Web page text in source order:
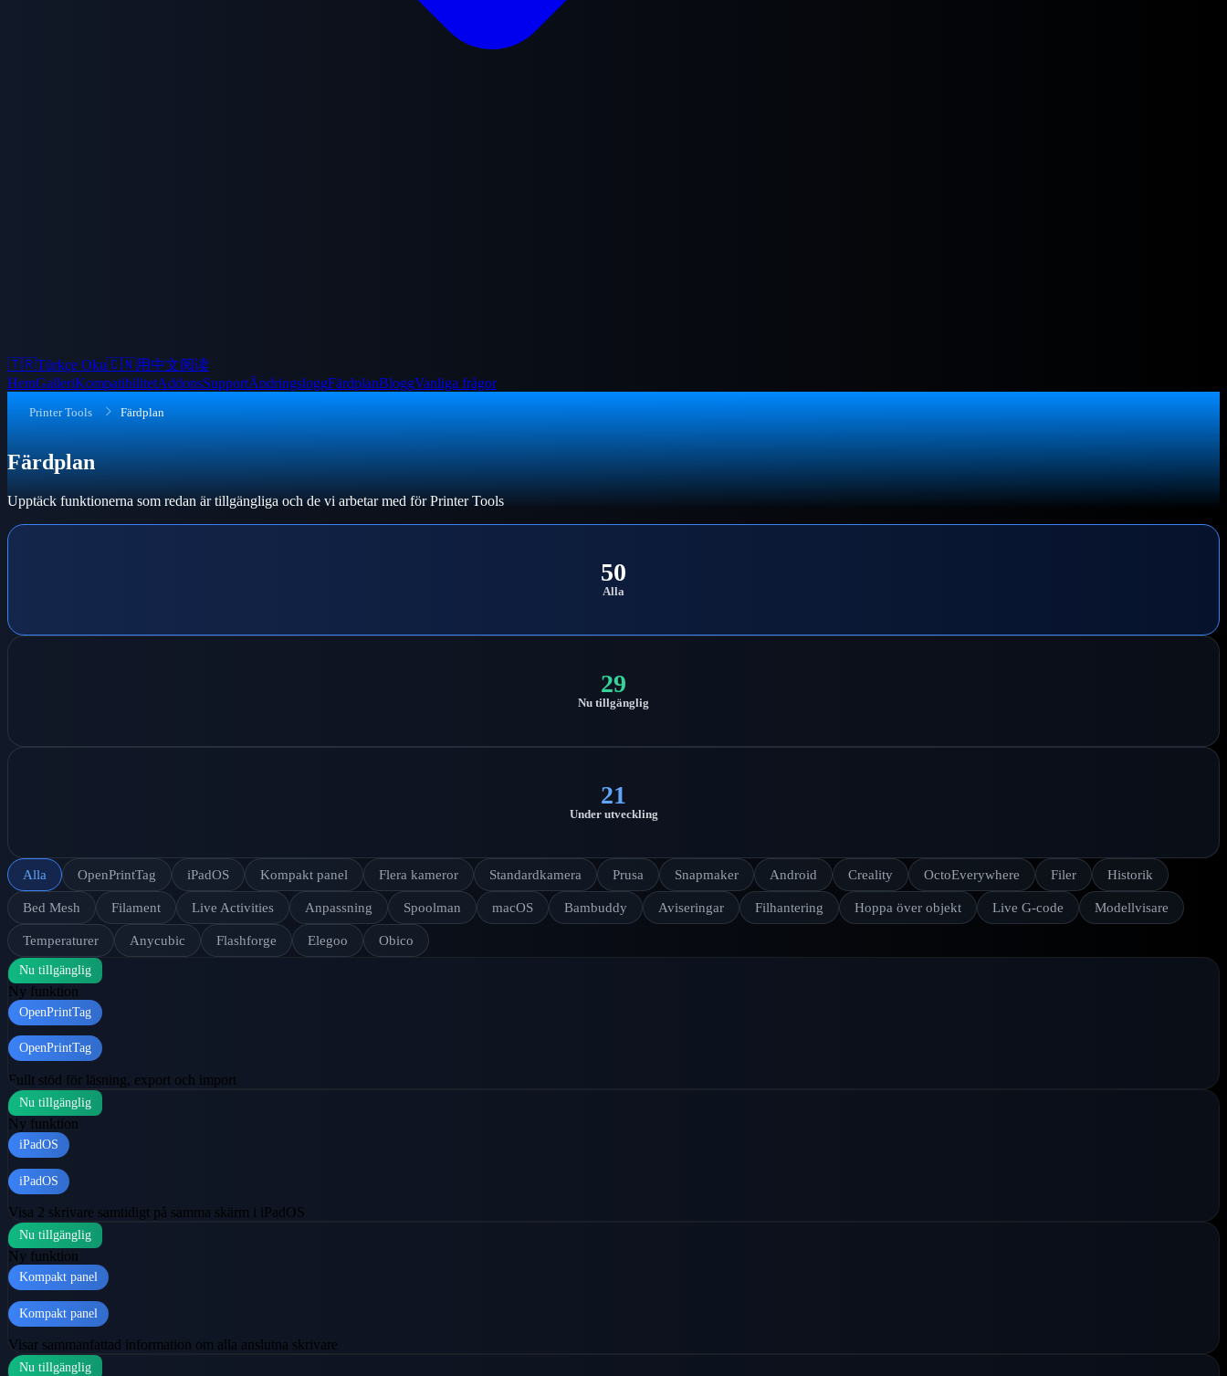
🇹🇷Türkçe Oku🇨🇳用中文阅读
HemGalleriKompatibilitetAddonsSupportÄndringsloggFärdplanBloggVanliga frågor
Printer Tools Färdplan
Färdplan
Upptäck funktionerna som redan är tillgängliga och de vi arbetar med för Printer Tools
50
Alla
29
Nu tillgänglig
21
Under utveckling
Alla OpenPrintTag iPadOS Kompakt panel Flera kameror Standardkamera Prusa Snapmaker Android Creality OctoEverywhere Filer Historik
Bed Mesh Filament Live Activities Anpassning Spoolman macOS Bambuddy Aviseringar Filhantering Hoppa över objekt Live G-code Modellvisare
Temperaturer Anycubic Flashforge Elegoo Obico
Nu tillgänglig
Ny funktion
OpenPrintTag
OpenPrintTag
Fullt stöd för läsning, export och import
Nu tillgänglig
Ny funktion
iPadOS
iPadOS
Visa 2 skrivare samtidigt på samma skärm i iPadOS
Nu tillgänglig
Ny funktion
Kompakt panel
Kompakt panel
Visar sammanfattad information om alla anslutna skrivare
Nu tillgänglig